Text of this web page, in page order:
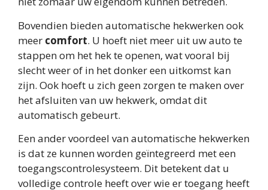
Bovendien bieden automatische hekwerken ook
meer comfort. U hoeft niet meer uit uw auto te
stappen om het hek te openen, wat vooral bij
slecht weer of in het donker een uitkomst kan
zijn. Ook hoeft u zich geen zorgen te maken over
het afsluiten van uw hekwerk, omdat dit
automatisch gebeurt.
Een ander voordeel van automatische hekwerken
is dat ze kunnen worden geïntegreerd met een
toegangscontrolesysteem. Dit betekent dat u
volledige controle heeft over wie er toegang heeft